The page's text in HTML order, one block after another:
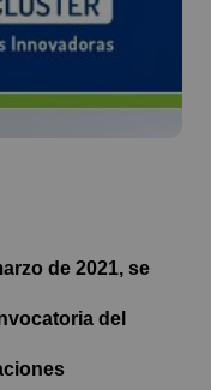
de 2021, se
del